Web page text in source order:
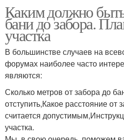
Каким должно
бани до забора.
участка
В большинстве случаев на
форумах наиболее часто
являются:
Сколько метров от забора до
отступить,Какое расстояние от
считается
участка.